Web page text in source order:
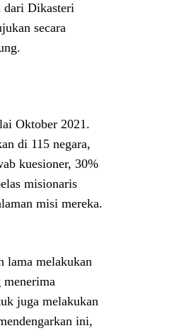
dari Dikasteri
secara
Oktober 2021.
di 115 negara,
kuesioner, 30%
misionaris
misi mereka.
lama melakukan
juga melakukan
ini,